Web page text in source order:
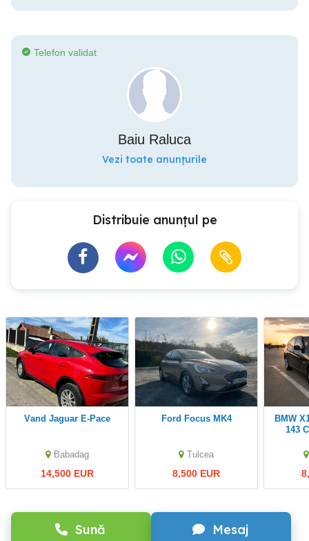
Sună Mesaj
Telefon validat
Baiu Raluca
Vezi toate anunțurile
Distribuie anunțul pe
Vand Jaguar E-Pace
Babadag
14,500 EUR
Ford Focus MK4
Tulcea
8,500 EUR
BMW X1 sDrive18d 2.0D